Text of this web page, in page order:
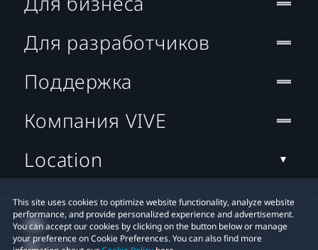
This site uses cookies to optimize website functionality, analyze website
performance, and provide personalized experience and advertisement.
You can accept our cookies by clicking on the button below or manage
your preference on Cookie Preferences. You can also find more
Для разработчиков
Поддержка
Компания VIVE
Location